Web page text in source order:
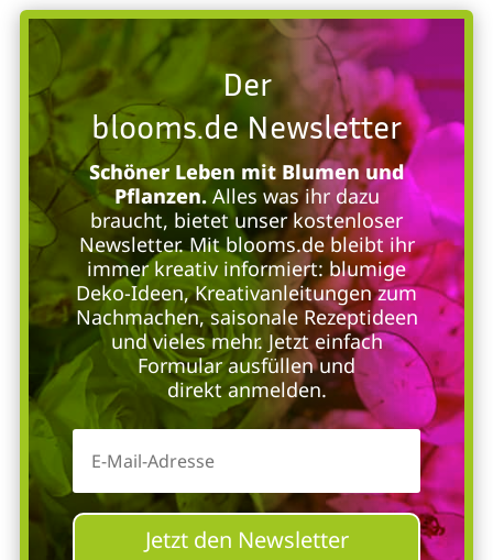
Der
blooms.de Newsletter
Schöner Leben mit Blumen und
Pflanzen.Alles was ihr dazu
braucht, bietet unser kostenloser
Newsletter. Mit blooms.de bleibt ihr
immer kreativ informiert: blumige
Deko-Ideen, Kreativanleitungen zum
Nachmachen, saisonale Rezeptideen
und vieles mehr. Jetzt einfach
Formular ausfüllen und
direkt anmelden.
Jetzt den Newsletter